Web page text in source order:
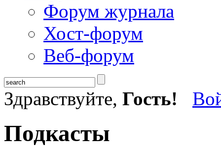
Форум журнала
Хост-форум
Веб-форум
Здравствуйте, Гость!
Подкасты